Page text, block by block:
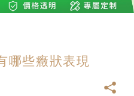
哪些癥狀表現